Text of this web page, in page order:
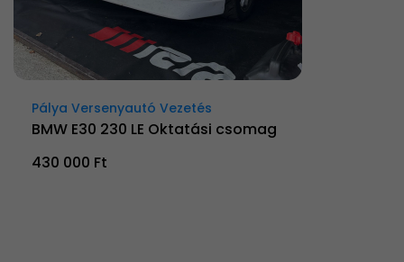
Pálya Versenyautó Vezetés
BMW E30 230 LE Oktatási csomag
430 000 Ft